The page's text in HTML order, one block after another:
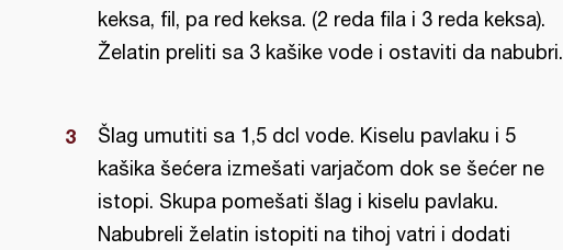
keksa, fil, pa red keksa. (2 reda fila i 3 reda keksa).
Želatin preliti sa 3 kašike vode i ostaviti da nabubri.
Šlag umutiti sa 1,5 dcl vode. Kiselu pavlaku i 5
kašika šećera izmešati varjačom dok se šećer ne
istopi. Skupa pomešati šlag i kiselu pavlaku.
Nabubreli želatin istopiti na tihoj vatri i dodati